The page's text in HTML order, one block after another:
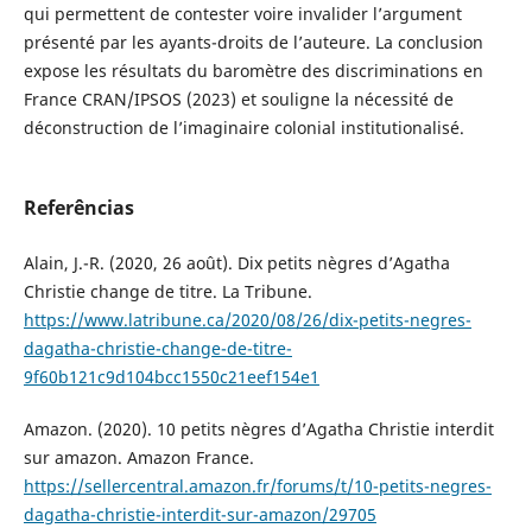
qui permettent de contester voire invalider l’argument
présenté par les ayants-droits de l’auteure. La conclusion
expose les résultats du baromètre des discriminations en
France CRAN/IPSOS (2023) et souligne la nécessité de
déconstruction de l’imaginaire colonial institutionalisé.
Referências
Alain, J.-R. (2020, 26 août). Dix petits nègres d’Agatha
Christie change de titre. La Tribune.
https://www.latribune.ca/2020/08/26/dix-petits-negres-
dagatha-christie-change-de-titre-
9f60b121c9d104bcc1550c21eef154e1
Amazon. (2020). 10 petits nègres d’Agatha Christie interdit
sur amazon. Amazon France.
https://sellercentral.amazon.fr/forums/t/10-petits-negres-
dagatha-christie-interdit-sur-amazon/29705